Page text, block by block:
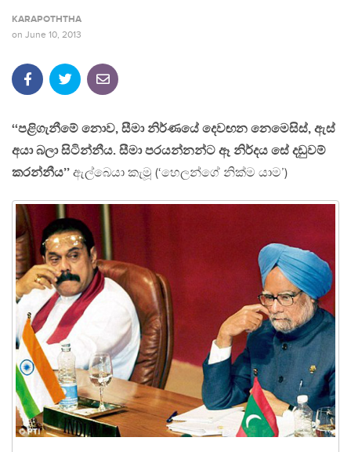
KARAPOTHTHA
on June 10, 2013
‘‘පළිගැනීමේ නොව, සීමා නිර්ණයේ දෙවඟන නෙමෙසිස්, ඇස්
අයා බලා සිටින්නීය. සීමා පරයන්නන්ට ඈ නිර්දය සේ දඩුවම්
කරන්නීය’’ ඇල්බෙයා කැමූ (‘හෙලන්ගේ නික්ම යාම’)